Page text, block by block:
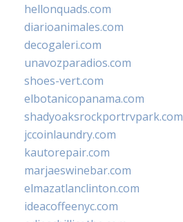
hellonquads.com
diarioanimales.com
decogaleri.com
unavozparadios.com
shoes-vert.com
elbotanicopanama.com
shadyoaksrockportrvpark.com
jccoinlaundry.com
kautorepair.com
marjaeswinebar.com
elmazatlanclinton.com
ideacoffeenyc.com